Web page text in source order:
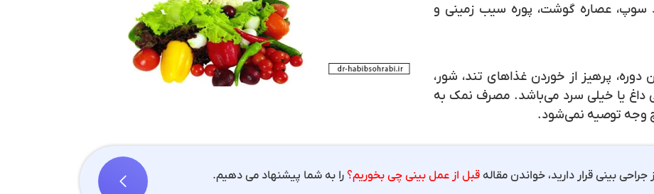
سوپ، عصاره گوشت، پوره سیب زمینی و
پرهیز از خوردن غذاهای تند، شور،
داغ یا خیلی سرد می‌باشد. مصرف نمک به
وجه توصیه نمی‌شود.
بینی قرار دارید، خواندن مقاله قبل از عمل بینی چی بخوریم؟ را به شما پیشنهاد می دهیم.